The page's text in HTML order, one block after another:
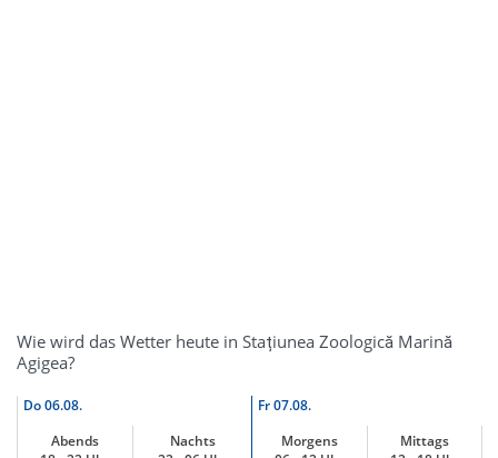
Wie wird das Wetter heute in Stațiunea Zoologică Marină
Agigea?
Do06.08. Fr07.08.
Abends
Nachts
Morgens
Mittags